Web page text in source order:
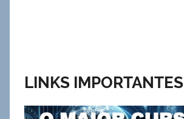
LINKS IMPORTANTES